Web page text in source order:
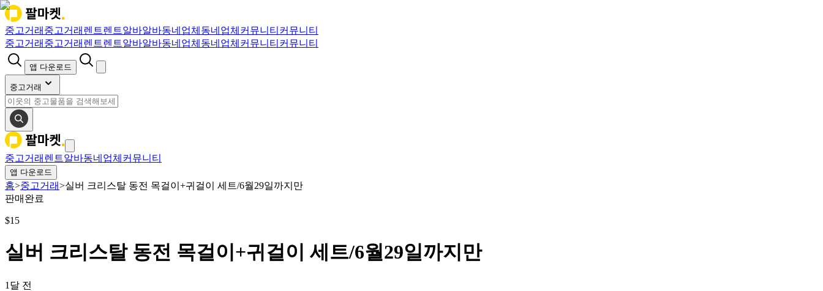
중고거래 중고거래 렌트렌트알바알바동네업체 동네업체 커뮤니티 커뮤니티
중고거래 중고거래 렌트렌트알바알바동네업체 동네업체 커뮤니티 커뮤니티
앱 다운로드
중고거래
중고거래 렌트알바동네업체 커뮤니티
앱 다운로드
홈>중고거래>실버 크리스탈 동전 목걸이+귀걸이 세트/6월29일까지만
판매완료
$15
실버 크리스탈 동전 목걸이+귀걸이 세트/6월29일까지만
1달 전